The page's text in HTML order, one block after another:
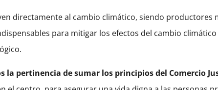
directamente al cambio climático, siendo productores
para mitigar los efectos del cambio
la pertinencia de sumar los principios del Comercio